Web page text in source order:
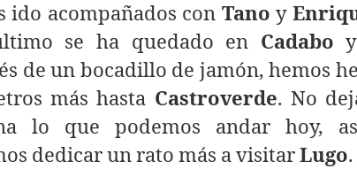
ido acompañados con Tano y
se ha quedado en Cadabo
de un bocadillo de jamón, hemos
más hasta Castroverde. No
lo que podemos andar hoy,
dedicar un rato más a visitarLugo.